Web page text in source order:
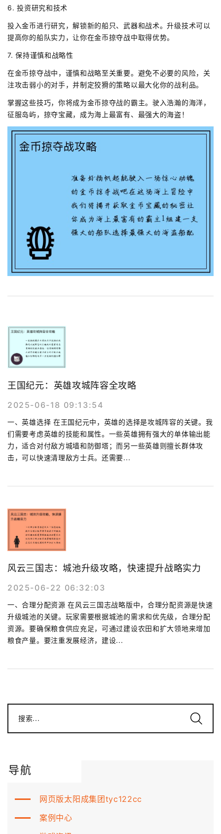
6. 投资研究和技术
投入金币进行研究，解锁新的船只、武器和战术。升级技术可以
提高你的船队实力，让你在金币掠夺战中取得优势。
7. 保持谨慎和战略性
在金币掠夺战中，谨慎和战略至关重要。避免不必要的风险，关
注攻击弱小的对手，并制定狡猾的策略以最大化你的战利品。
掌握这些技巧，你将成为金币掠夺战的霸主。驶入浩瀚的海洋，
征服岛屿，掠夺宝藏，成为海上最富有、最强大的海盗！
王国纪元：英雄攻城阵容全攻略
2025-06-18 09:13:54
一、英雄选择 在王国纪元中，英雄的选择是攻城阵容的关键。我
们需要考虑英雄的技能和属性。一些英雄拥有强大的单体输出能
力，适合对付敌方城墙和防御塔；而另一些英雄则擅长群体攻
击，可以快速清理敌方士兵。还需要...
风云三国志：城池升级攻略，快速提升战略实力
2025-06-22 06:32:03
一、合理分配资源 在风云三国志战略版中，合理分配资源是快速
升级城池的关键。玩家需要根据城池的需求和优先级，合理分配
资源。要确保粮食供应充足，可通过建设农田和扩大领地来增加
粮食产量。要注重发展经济，建设...
搜索...
导航
网页版太阳成集团tyc122cc
案例中心